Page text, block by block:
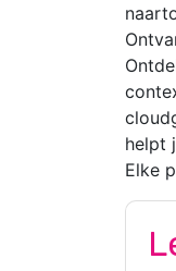
helpt
Elke